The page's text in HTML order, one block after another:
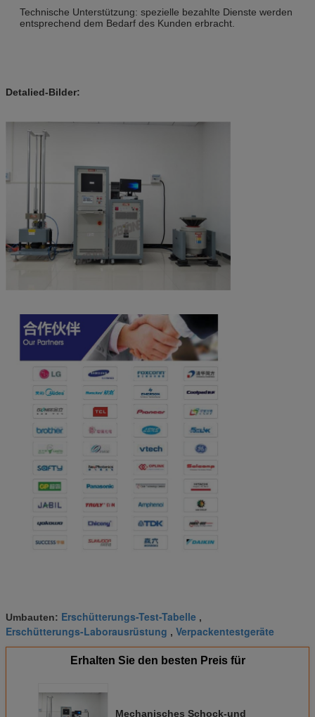
Technische Unterstützung: spezielle bezahlte Dienste werden
entsprechend dem Bedarf des Kunden erbracht.
Detalied-Bilder:
Umbauten: Erschütterungs-Test-Tabelle ,
Erschütterungs-Laborausrüstung , Verpackentestgeräte
Erhalten Sie den besten Preis für
Mechanisches Schock-und